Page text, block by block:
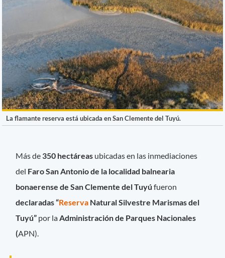
La flamante reserva está ubicada en San Clemente del Tuyú.
Más de 350 hectáreas ubicadas en las inmediaciones
del Faro San Antonio de la localidad balnearia
bonaerense de San Clemente del Tuyú fueron
declaradas “Reserva Natural Silvestre Marismas del
Tuyú” por la Administración de Parques Nacionales
(APN).